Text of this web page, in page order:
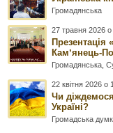
Громадянська
27 травня 2026
Презентація
Камʼянець-
Громадянська ,
22 квітня 2026 о
Чи
Україні?
Громадська